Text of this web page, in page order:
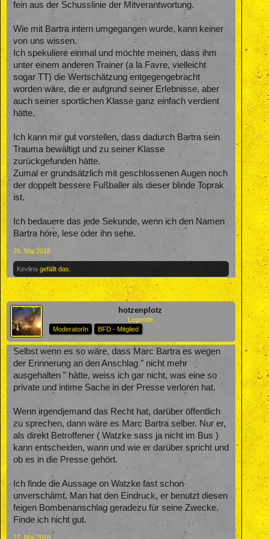
fein aus der Schusslinie der Mitverantwortung.
Wie mit Bartra intern umgegangen wurde, kann keiner
von uns wissen.
Ich spekuliere einmal und möchte meinen, dass ihm
unter einem anderen Trainer (a la Favre, vielleicht
sogar TT) die Wertschätzung entgegengebracht
worden wäre, die er aufgrund seiner Erlebnisse, aber
auch seiner sportlichen Klasse ganz einfach verdient
hätte.
Ich kann mir gut vorstellen, dass dadurch Bartra sein
Trauma bewältigt und zu seiner Klasse
zurückgefunden hätte.
Zumal er grundsätzlich mit geschlossenen Augen noch
der doppelt bessere Fußballer als dieser blinde Toprak
ist.
Ich bedauere das jede Sekunde, wenn ich den Namen
Bartra höre, lese oder ihn sehe.
26. Mai 2018
Kevlina gefällt das.
hotzenplotz
Legende
ModeratorIn
BFD - Mitglied
Selbst wenn es so wäre, dass Marc Bartra es wegen
der Erinnerung an den Anschlag " nicht mehr
ausgehalten " hätte, weiss ich gar nicht, was eine so
private und intime Sache in der Presse verloren hat.
Wenn irgendjemand das Recht hat, darüber öffentlich
zu sprechen, dann wäre es Marc Bartra selber. Nur er,
als direkt Betroffener ( Watzke sass ja nicht im Bus )
kann entscheiden, wann und wie er darüber spricht und
ob es in die Presse gehört.
Ich finde die Aussage on Watzke fast schon
unverschämt. Man hat den Eindruck, er benutzt diesen
feigen Bombenanschlag geradezu für seine Zwecke.
Finde ich nicht gut.
27. Mai 2018